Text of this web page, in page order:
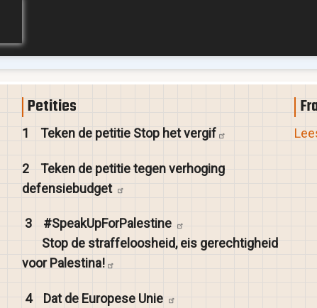
Petities
1Teken de petitie Stop hetvergif
2Teken de petitie tegen verhoging
defensiebudget
3
#SpeakUpForPalestine
Stop de straffeloosheid, eis gerechtigheid
voorPalestina!
4 Dat de Europese Unie